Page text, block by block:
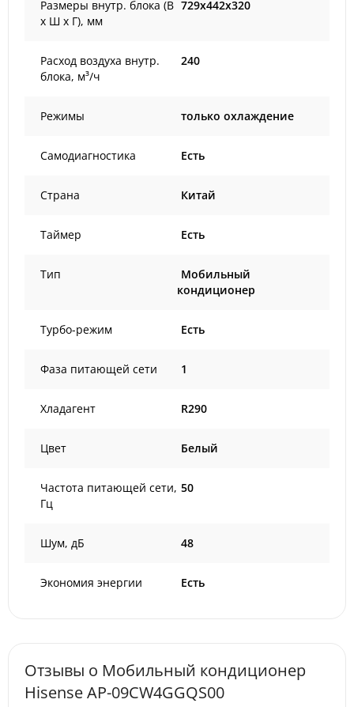
Размеры внутр. блока (В
х Ш х Г), мм
729x442x320
Расход воздуха внутр.
блока, м³/ч
240
Режимы только охлаждение
Самодиагностика Есть
Страна Китай
Таймер Есть
Тип
Мобильный
кондиционер
Турбо-режим Есть
Фаза питающей сети 1
Хладагент R290
Цвет Белый
Частота питающей сети,
Гц
50
Шум, дБ 48
Экономия энергии Есть
Отзывы о Мобильный кондиционер
Hisense AP-09CW4GGQS00